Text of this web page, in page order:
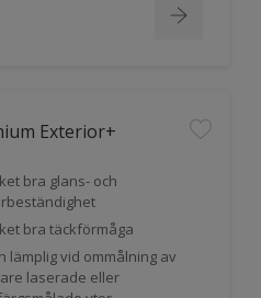
Exterior+
bra glans- och
bra täckförmåga
lämplig vid ommålning av
laserade eller